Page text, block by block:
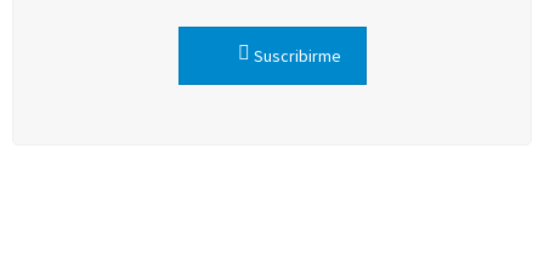
Suscribirme